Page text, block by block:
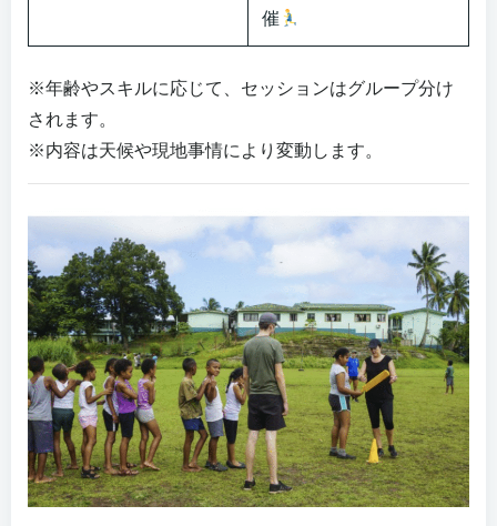
催
※年齢やスキルに応じて、セッションはグループ分け
されます。
※内容は天候や現地事情により変動します。